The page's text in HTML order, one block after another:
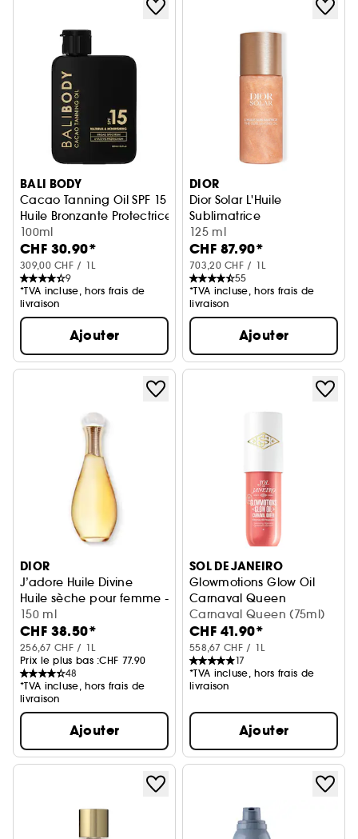
BALI BODY
Cacao Tanning Oil SPF 15
Huile Bronzante Protectrice
100ml
CHF 30.90*
309,00 CHF / 1L
9
*TVA incluse, hors frais de
livraison
Ajouter
DIOR
Dior Solar L'Huile
Sublimatrice
Huile Hydratante Et
125 ml
CHF 87.90*
703,20 CHF / 1L
55
*TVA incluse, hors frais de
livraison
Ajouter
DIOR
J’adore Huile Divine
Huile sèche pour femme - Spray corps, cheveux & ongles
150 ml
CHF 38.50*
256,67 CHF / 1L
Prix le plus bas :CHF 77.90
48
*TVA incluse, hors frais de
livraison
Ajouter
SOL DE JANEIRO
Glowmotions Glow Oil
Carnaval Queen
Huile corps scintillante &
Carnaval Queen (75ml)
CHF 41.90*
558,67 CHF / 1L
17
*TVA incluse, hors frais de
livraison
Ajouter